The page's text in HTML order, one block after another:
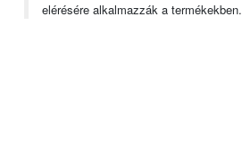
elérésére alkalmazzák a termékekben.